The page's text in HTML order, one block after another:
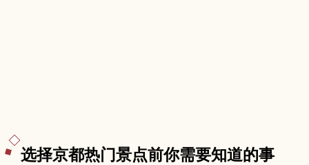
选择京都热门景点前你需要知道的事